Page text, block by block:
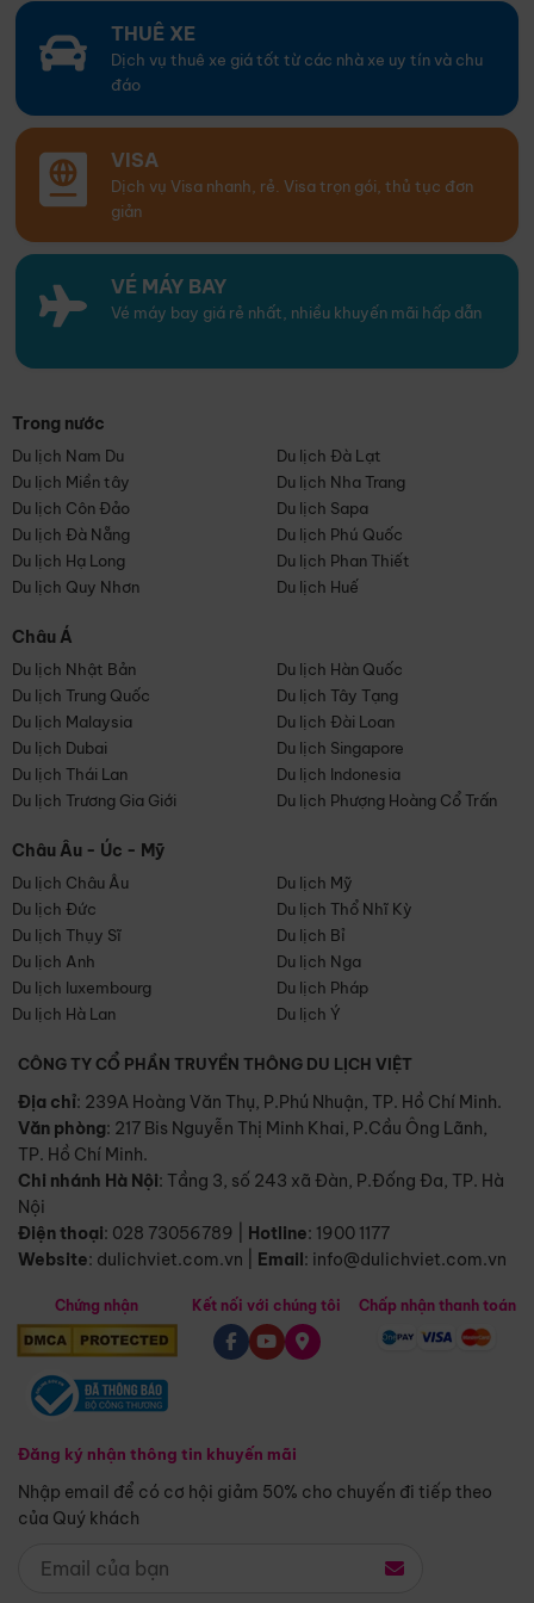
THUÊ XE
Dịch vụ thuê xe giá tốt từ các nhà xe uy tín và chu
đáo
VISA
Dịch vụ Visa nhanh, rẻ. Visa trọn gói, thủ tục đơn
giản
VÉ MÁY BAY
Vé máy bay giá rẻ nhất, nhiều khuyến mãi hấp dẫn
Trong nước
Du lịch Nam Du
Du lịch Đà Lạt
Du lịch Miền tây
Du lịch Nha Trang
Du lịch Côn Đảo
Du lịch Sapa
Du lịch Đà Nẵng
Du lịch Phú Quốc
Du lịch Hạ Long
Du lịch Phan Thiết
Du lịch Quy Nhơn
Du lịch Huế
Châu Á
Du lịch Nhật Bản
Du lịch Hàn Quốc
Du lịch Trung Quốc
Du lịch Tây Tạng
Du lịch Malaysia
Du lịch Đài Loan
Du lịch Dubai
Du lịch Singapore
Du lịch Thái Lan
Du lịch Indonesia
Du lịch Trương Gia Giới
Du lịch Phượng Hoàng Cổ Trấn
Châu Âu - Úc - Mỹ
Du lịch Châu Âu
Du lịch Mỹ
Du lịch Đức
Du lịch Thổ Nhĩ Kỳ
Du lịch Thụy Sĩ
Du lịch Bỉ
Du lịch Anh
Du lịch Nga
Du lịch luxembourg
Du lịch Pháp
Du lịch Hà Lan
Du lịch Ý
CÔNG TY CỔ PHẦN TRUYỀN THÔNG DU LỊCH VIỆT
Địa chỉ: 239A Hoàng Văn Thụ, P.Phú Nhuận, TP. Hồ Chí Minh.
Văn phòng: 217 Bis Nguyễn Thị Minh Khai, P.Cầu Ông Lãnh,
TP. Hồ Chí Minh.
Chi nhánh Hà Nội: Tầng 3, số 243 xã Đàn, P.Đống Đa, TP. Hà
Nội
Điện thoại: 028 73056789 Hotline: 1900 1177
Website: dulichviet.com.vn Email: info@dulichviet.com.vn
Chứng nhận
Đăng ký nhận thông tin khuyến mãi
Nhập email để có cơ hội giảm 50% cho chuyến đi tiếp theo
của Quý khách
Kết nối với chúng tôi Chấp nhận thanh toán